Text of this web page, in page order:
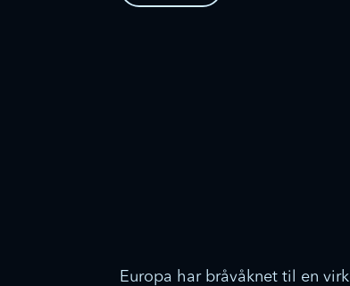
Europa har bråvåknet til en